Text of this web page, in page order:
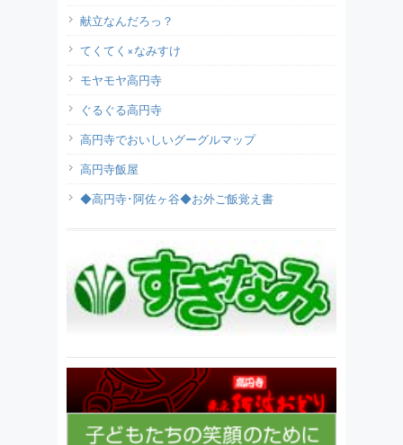
献立なんだろっ？
てくてく×なみすけ
モヤモヤ高円寺
ぐるぐる高円寺
高円寺でおいしいグーグルマップ
高円寺飯屋
◆高円寺･阿佐ヶ谷◆お外ご飯覚え書